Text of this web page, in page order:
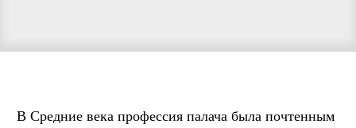
В Средние века профессия палача была почтенным